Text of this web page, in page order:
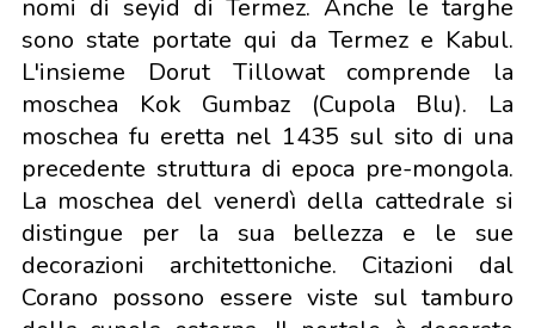
nomi di seyid di Termez. Anche le targhe
sono state portate qui da Termez e Kabul.
L'insieme Dorut Tillowat comprende la
moschea Kok Gumbaz (Cupola Blu). La
moschea fu eretta nel 1435 sul sito di una
precedente struttura di epoca pre-mongola.
La moschea del venerdì della cattedrale si
distingue per la sua bellezza e le sue
decorazioni architettoniche. Citazioni dal
Corano possono essere viste sul tamburo